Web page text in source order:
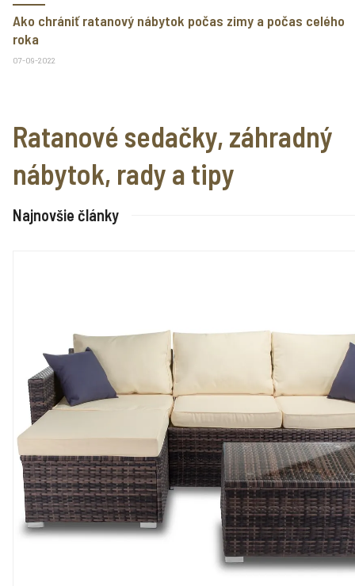
Ako chrániť ratanový nábytok počas zimy a počas celého
roka
07-09-2022
Ratanové sedačky, záhradný
nábytok, rady a tipy
Najnovšie články